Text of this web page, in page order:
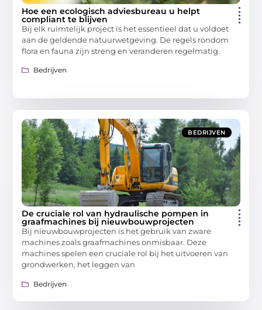
Hoe een ecologisch adviesbureau u helpt
compliant te blijven
Bij elk ruimtelijk project is het essentieel dat u voldoet
aan de geldende natuurwetgeving. De regels rondom
flora en fauna zijn streng en veranderen regelmatig.
Bedrijven
BEDRIJVEN
De cruciale rol van hydraulische pompen in
graafmachines bij nieuwbouwprojecten
Bij nieuwbouwprojecten is het gebruik van zware
machines zoals graafmachines onmisbaar. Deze
machines spelen een cruciale rol bij het uitvoeren van
grondwerken, het leggen van
Bedrijven